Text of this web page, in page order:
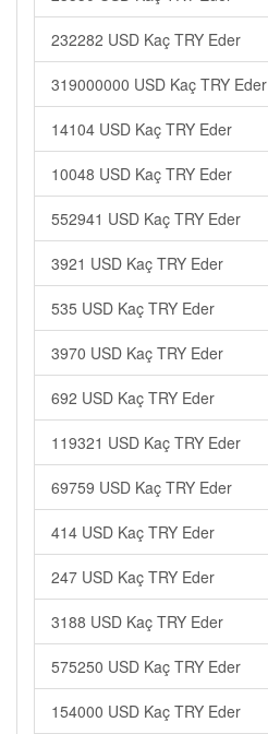
232282 USD Kaç TRY Eder
319000000 USD Kaç TRY Eder
14104 USD Kaç TRY Eder
10048 USD Kaç TRY Eder
552941 USD Kaç TRY Eder
3921 USD Kaç TRY Eder
535 USD Kaç TRY Eder
3970 USD Kaç TRY Eder
692 USD Kaç TRY Eder
119321 USD Kaç TRY Eder
69759 USD Kaç TRY Eder
414 USD Kaç TRY Eder
247 USD Kaç TRY Eder
3188 USD Kaç TRY Eder
575250 USD Kaç TRY Eder
154000 USD Kaç TRY Eder